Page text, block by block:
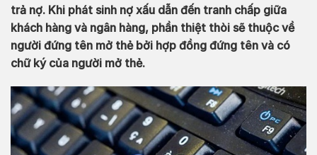
trả nợ. Khi phát sinh nợ xấu dẫn đến tranh chấp giữa
khách hàng và ngân hàng, phần thiệt thòi sẽ thuộc về
người đứng tên mở thẻ bởi hợp đồng đứng tên và có
chữ ký của người mở thẻ.